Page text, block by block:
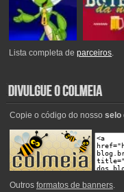
Lista completa deparceiros.
Copie o código do nosso selo
Outros formatos de banners.